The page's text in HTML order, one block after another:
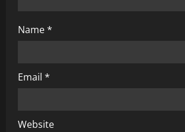
Name*
Email *
Website